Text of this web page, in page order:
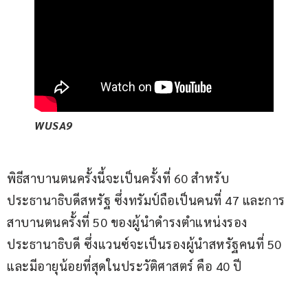
WUSA9
พิธีสาบานตนครั้งนี้จะเป็นครั้งที่ 60 สำหรับ
ประธานาธิบดีสหรัฐ ซึ่งทรัมป์ถือเป็นคนที่ 47 และการ
สาบานตนครั้งที่ 50 ของผู้นำดำรงตำแหน่งรอง
ประธานาธิบดี ซึ่งแวนซ์จะเป็นรองผู้นำสหรัฐคนที่ 50
และมีอายุน้อยที่สุดในประวัติศาสตร์ คือ 40 ปี